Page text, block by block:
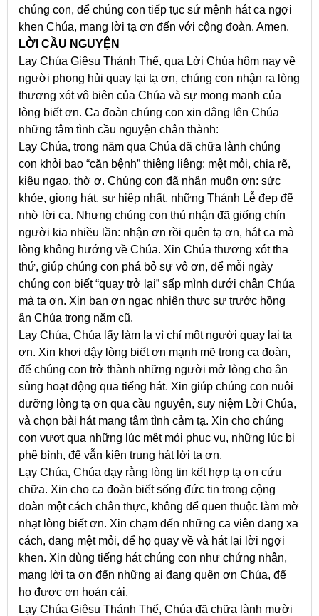
chúng con, để chúng con tiếp tục sứ mệnh hát ca ngợi
khen Chúa, mang lời tạ ơn đến với cộng đoàn. Amen.
LỜI CẦU NGUYỆN
Lạy Chúa Giêsu Thánh Thể, qua Lời Chúa hôm nay về
người phong hủi quay lại tạ ơn, chúng con nhận ra lòng
thương xót vô biên của Chúa và sự mong manh của
lòng biết ơn. Ca đoàn chúng con xin dâng lên Chúa
những tâm tình cầu nguyện chân thành:
Lạy Chúa, trong năm qua Chúa đã chữa lành chúng
con khỏi bao “căn bệnh” thiêng liêng: mệt mỏi, chia rẽ,
kiêu ngạo, thờ ơ. Chúng con đã nhận muôn ơn: sức
khỏe, giọng hát, sự hiệp nhất, những Thánh Lễ đẹp đẽ
nhờ lời ca. Nhưng chúng con thú nhận đã giống chín
người kia nhiều lần: nhận ơn rồi quên tạ ơn, hát ca mà
lòng không hướng về Chúa. Xin Chúa thương xót tha
thứ, giúp chúng con phá bỏ sự vô ơn, để mỗi ngày
chúng con biết “quay trở lại” sấp mình dưới chân Chúa
mà tạ ơn. Xin ban ơn ngạc nhiên thực sự trước hồng
ân Chúa trong năm cũ.
Lạy Chúa, Chúa lấy làm lạ vì chỉ một người quay lại tạ
ơn. Xin khơi dậy lòng biết ơn mạnh mẽ trong ca đoàn,
để chúng con trở thành những người mở lòng cho ân
sủng hoạt động qua tiếng hát. Xin giúp chúng con nuôi
dưỡng lòng tạ ơn qua cầu nguyện, suy niệm Lời Chúa,
và chọn bài hát mang tâm tình cảm tạ. Xin cho chúng
con vượt qua những lúc mệt mỏi phục vụ, những lúc bị
phê bình, để vẫn kiên trung hát lời tạ ơn.
Lạy Chúa, Chúa dạy rằng lòng tin kết hợp tạ ơn cứu
chữa. Xin cho ca đoàn biết sống đức tin trong cộng
đoàn một cách chân thực, không để quen thuộc làm mờ
nhạt lòng biết ơn. Xin chạm đến những ca viên đang xa
cách, đang mệt mỏi, để họ quay về và hát lại lời ngợi
khen. Xin dùng tiếng hát chúng con như chứng nhân,
mang lời tạ ơn đến những ai đang quên ơn Chúa, để
họ được ơn hoán cải.
Lạy Chúa Giêsu Thánh Thể, Chúa đã chữa lành mười